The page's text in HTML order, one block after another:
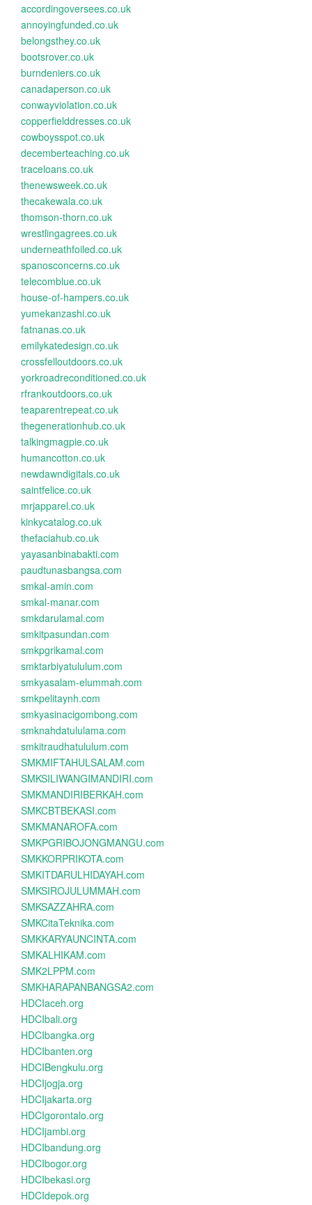
accordingoversees.co.uk
annoyingfunded.co.uk
belongsthey.co.uk
bootsrover.co.uk
burndeniers.co.uk
canadaperson.co.uk
conwayviolation.co.uk
copperfielddresses.co.uk
cowboysspot.co.uk
decemberteaching.co.uk
traceloans.co.uk
thenewsweek.co.uk
thecakewala.co.uk
thomson-thorn.co.uk
wrestlingagrees.co.uk
underneathfoiled.co.uk
spanosconcerns.co.uk
telecomblue.co.uk
house-of-hampers.co.uk
yumekanzashi.co.uk
fatnanas.co.uk
emilykatedesign.co.uk
crossfelloutdoors.co.uk
yorkroadreconditioned.co.uk
rfrankoutdoors.co.uk
teaparentrepeat.co.uk
thegenerationhub.co.uk
talkingmagpie.co.uk
humancotton.co.uk
newdawndigitals.co.uk
saintfelice.co.uk
mrjapparel.co.uk
kinkycatalog.co.uk
thefaciahub.co.uk
yayasanbinabakti.com
paudtunasbangsa.com
smkal-amin.com
smkal-manar.com
smkdarulamal.com
smkitpasundan.com
smkpgrikamal.com
smktarbiyatululum.com
smkyasalam-elummah.com
smkpelitaynh.com
smkyasinacigombong.com
smknahdatululama.com
smkitraudhatululum.com
SMKMIFTAHULSALAM.com
SMKSILIWANGIMANDIRI.com
SMKMANDIRIBERKAH.com
SMKCBTBEKASI.com
SMKMANAROFA.com
SMKPGRIBOJONGMANGU.com
SMKKORPRIKOTA.com
SMKITDARULHIDAYAH.com
SMKSIROJULUMMAH.com
SMKSAZZAHRA.com
SMKCitaTeknika.com
SMKKARYAUNCINTA.com
SMKALHIKAM.com
SMK2LPPM.com
SMKHARAPANBANGSA2.com
HDCIaceh.org
HDCIbali.org
HDCIbangka.org
HDCIbanten.org
HDCIBengkulu.org
HDCIjogja.org
HDCIjakarta.org
HDCIgorontalo.org
HDCIjambi.org
HDCIbandung.org
HDCIbogor.org
HDCIbekasi.org
HDCIdepok.org